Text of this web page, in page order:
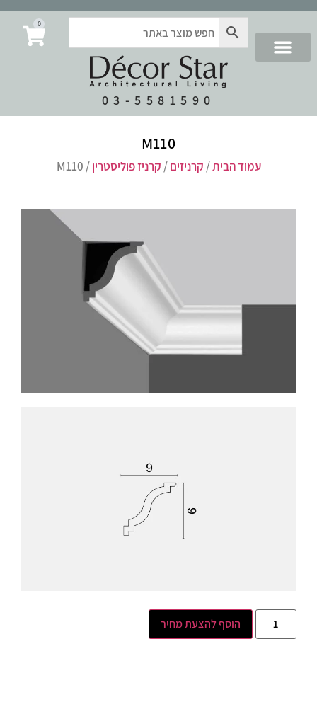
03-5581590
0
M110
עמוד הבית/ קרניזים/ קרניז פוליסטרין/ M110
הוסף להצעת מחיר